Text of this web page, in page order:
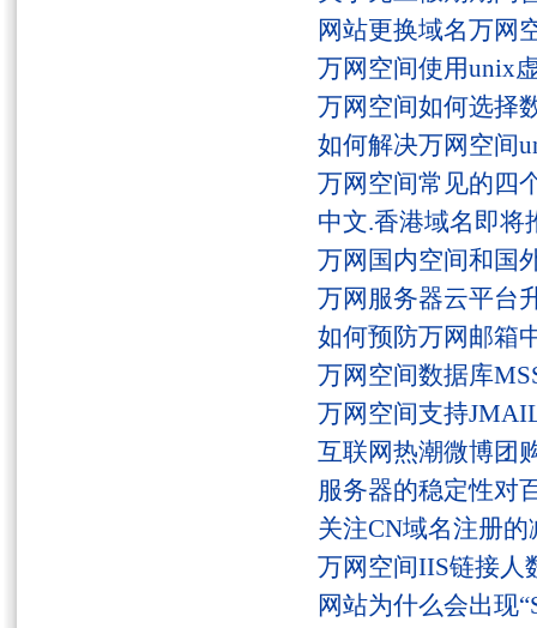
网站更换域名万网
万网空间使用unix
万网空间如何选择
如何解决万网空间
万网空间常见的四
中文.香港域名即将
万网国内空间和国
万网服务器云平台
如何预防万网邮箱
万网空间数据库
万网空间支持
互联网热潮微博团
服务器的稳定性对
关注CN域名注册
万网空间IIS链接人
网站为什么会出现